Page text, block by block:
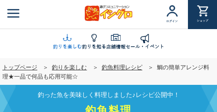
ン
ツ
に
移
ログイン ショップ
釣りを楽しむ釣りを知る店舗情報セール・イベント
トップページ 釣りを楽しむ 釣魚料理レシピ
鯛の簡単アレンジ料
理★一品で何品も応用可能☆
釣った魚を美味しく料理しました♪レシピ公開中！